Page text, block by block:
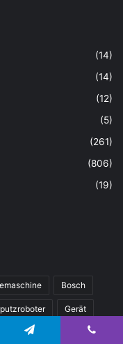
(14)
(14)
(12)
(5)
(261)
(806)
(19)
Bosch
Gerät
LED